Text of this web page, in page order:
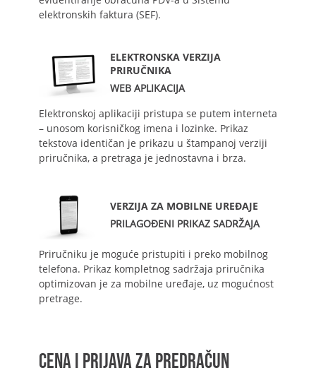
elektronskih faktura (SEF).
ELEKTRONSKA VERZIJA
PRIRUČNIKA
WEB APLIKACIJA
Elektronskoj aplikaciji pristupa se putem interneta
– unosom korisničkog imena i lozinke. Prikaz
tekstova identičan je prikazu u štampanoj verziji
priručnika, a pretraga je jednostavna i brza.
VERZIJA ZA MOBILNE UREĐAJE
PRILAGOĐENI PRIKAZ SADRŽAJA
Priručniku je moguće pristupiti i preko mobilnog
telefona. Prikaz kompletnog sadržaja priručnika
optimizovan je za mobilne uređaje, uz mogućnost
pretrage.
CENA I PRIJAVA ZA PREDRAČUN